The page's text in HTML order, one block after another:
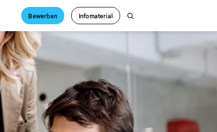
Bewerben Infomaterial